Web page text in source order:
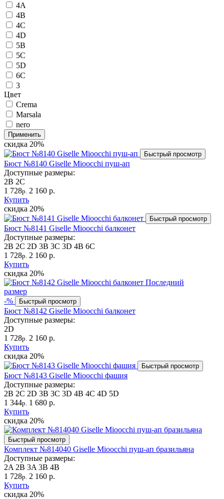
4A
4B
4C
4D
5B
5C
5D
6C
3
Цвет
Crema
Marsala
nero
Применить
скидка 20%
Быстрый просмотр
Бюст №8140 Giselle Mioocchi пуш-ап
Доступные размеры:
2B 2C
1 728р. 2 160 р.
Купить
скидка 20%
Быстрый просмотр
Бюст №8141 Giselle Mioocchi балконет
Доступные размеры:
2B 2C 2D 3B 3C 3D 4B 6C
1 728р. 2 160 р.
Купить
скидка 20%
Последний
размер
-%
Быстрый просмотр
Бюст №8142 Giselle Mioocchi балконет
Доступные размеры:
2D
1 728р. 2 160 р.
Купить
скидка 20%
Быстрый просмотр
Бюст №8143 Giselle Mioocchi фашия
Доступные размеры:
2B 2C 2D 3B 3C 3D 4B 4C 4D 5D
1 344р. 1 680 р.
Купить
скидка 20%
Быстрый просмотр
Комплект №814040 Giselle Mioocchi пуш-ап бразильяна
Доступные размеры:
2A 2B 3A 3B 4B
1 728р. 2 160 р.
Купить
скидка 20%